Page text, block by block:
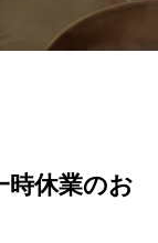
時休業のお